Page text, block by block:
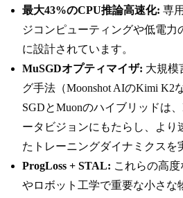
最大43%のCPU推論高速化: 専
ジコンピューティングや低電力
に設計されています。
MuSGDオプティマイザ: 大規模
グ手法（Moonshot AIのKimi K2
SGDとMuonのハイブリッドは
ータビジョンにもたらし、より
たトレーニングダイナミクスを
ProgLoss + STAL: これらの高
やロボット工学で重要な小さな